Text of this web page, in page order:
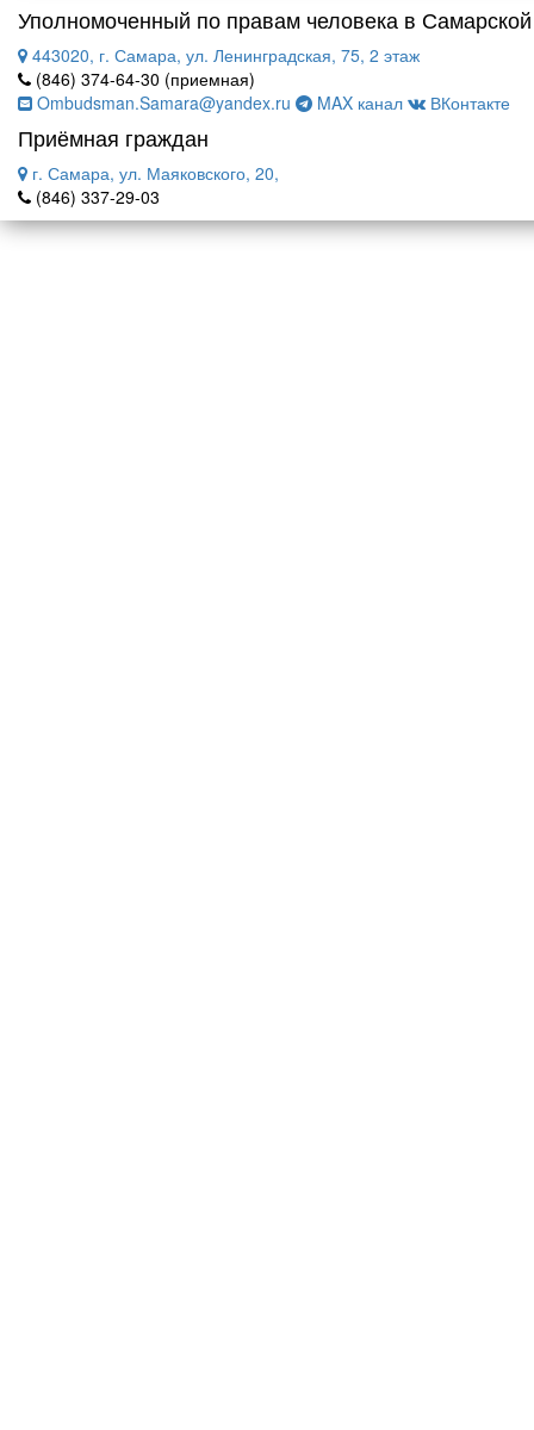
Уполномоченный по правам человека в
443020, г. Самара, ул. Ленинградская, 75, 2 этаж
(846) 374-64-30 (приемная)
Ombudsman.Samara@yandex.ru
MAX канал ВКонтакте
Приёмная граждан
г. Самара, ул. Маяковского, 20,
(846) 337-29-03